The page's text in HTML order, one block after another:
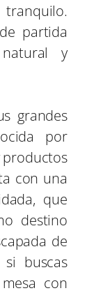
partida
y
grandes
por
productos
con una
que
destino
de
buscas
con